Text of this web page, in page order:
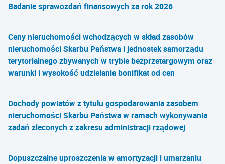
Badanie sprawozdań finansowych za rok 2026
Ceny nieruchomości wchodzących w skład zasobów
nieruchomości Skarbu Państwa i jednostek samorządu
terytorialnego zbywanych w trybie bezprzetargowym oraz
warunki i wysokość udzielania bonifikat od cen
Dochody powiatów z tytułu gospodarowania zasobem
nieruchomości Skarbu Państwa w ramach wykonywania
zadań zleconych z zakresu administracji rządowej
Dopuszczalne uproszczenia w amortyzacji i umarzaniu